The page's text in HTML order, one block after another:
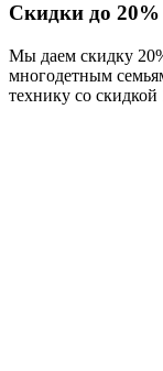
Скидки до 20%
Мы даем скидку
многодетным
технику со скидкой